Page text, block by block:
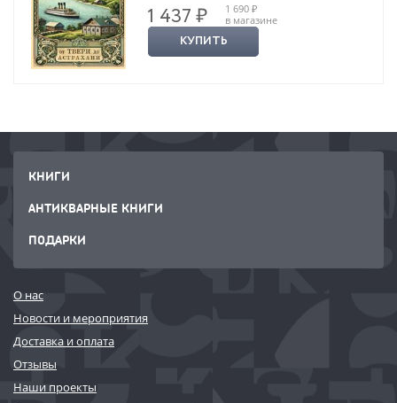
1 437 ₽
1 690 ₽
в магазине
КУПИТЬ
КНИГИ
АНТИКВАРНЫЕ КНИГИ
ПОДАРКИ
О нас
Новости и мероприятия
Доставка и оплата
Отзывы
Наши проекты